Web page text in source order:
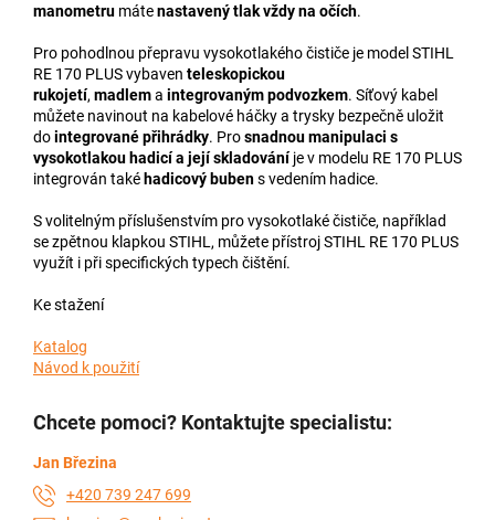
manometru mátenastavený tlak vždy na očích.
Pro pohodlnou přepravu vysokotlakého čističe je model STIHL
RE 170 PLUS vybaven teleskopickou
rukojetí, madlema integrovaným podvozkem. Síťový kabel
můžete navinout na kabelové háčky a trysky bezpečně uložit
dointegrované přihrádky. Prosnadnou manipulaci s
vysokotlakou hadicí a její skladování je v modelu RE 170 PLUS
integrován takéhadicový bubens vedením hadice.
S volitelným příslušenstvím pro vysokotlaké čističe, například
se zpětnou klapkou STIHL, můžete přístroj STIHL RE 170 PLUS
využít i při specifických typech čištění.
Ke stažení
Katalog
Návod k použití
Chcete pomoci? Kontaktujte specialistu:
Jan Březina
+420 739 247 699